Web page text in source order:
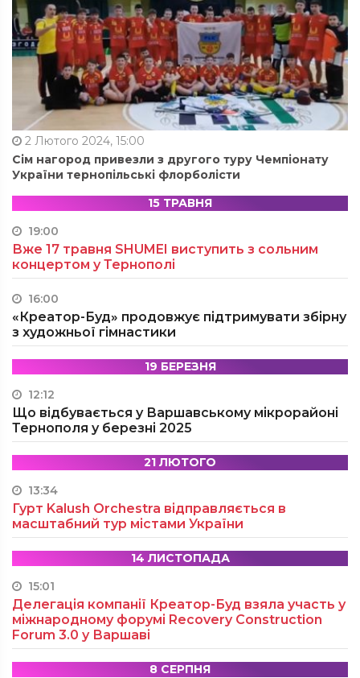
2 Лютого 2024, 15:00
Сім нагород привезли з другого туру Чемпіонату
України тернопільські флорболісти
15 ТРАВНЯ
19:00
Вже 17 травня SHUMEI виступить з сольним
концертом у Тернополі
16:00
«Креатор-Буд» продовжує підтримувати збірну
з художньої гімнастики
19 БЕРЕЗНЯ
12:12
Що відбувається у Варшавському мікрорайоні
Тернополя у березні 2025
21 ЛЮТОГО
13:34
Гурт Kalush Orchestra відправляється в
масштабний тур містами України
14 ЛИСТОПАДА
15:01
Делегація компанії Креатор-Буд взяла участь у
міжнародному форумі Recovery Construction
Forum 3.0 у Варшаві
8 СЕРПНЯ